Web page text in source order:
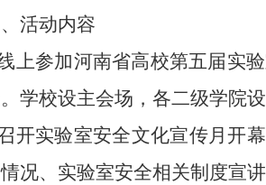
活动内容
上参加河南省高校第五届实
学校设主会场，各二级学院设
开实验室安全文化宣传月开
况、实验室安全相关制度宣讲